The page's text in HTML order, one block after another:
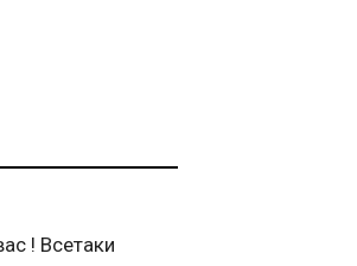
! Всетаки